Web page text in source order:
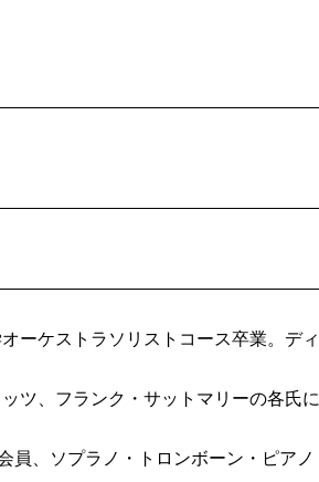
ーケストラソリストコース卒業。ディ
ツ、フランク・サットマリーの各氏に
員、ソプラノ・トロンボーン・ピアノ